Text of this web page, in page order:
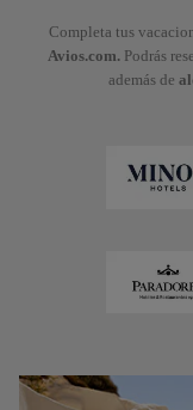
Completa tus
Avios.com.Podrás
además de